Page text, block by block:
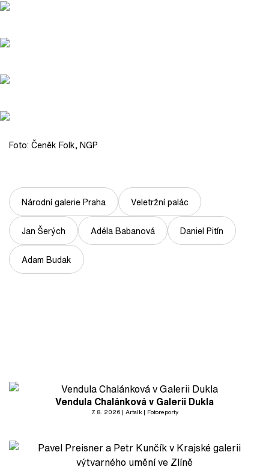
Foto: Čeněk Folk, NGP
Národní galerie Praha Veletržní palác
Jan Šerých Adéla Babanová Daniel Pitín
Adam Budak
Vendula Chalánková v Galerii Dukla
7. 8. 2026 Artalk Fotoreporty